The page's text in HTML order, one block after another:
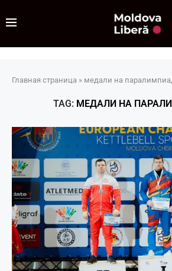
Главная страница » медали на
TAG: МЕДАЛИ НА